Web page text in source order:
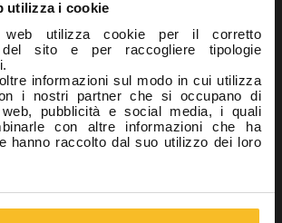
utilizza i cookie
utilizza cookie per il corretto
del sito e per raccogliere tipologie
informazioni sul modo in cui utilizza
i nostri partner che si occupano di
pubblicità e social media, i quali
con altre informazioni che ha
hanno raccolto dal suo utilizzo dei loro
: appoggiatesta, braccioli, tavoletta
interruttori e comandi, sputacchiera,
sede e tubi aspirasaliva, supporti e
e siringa a tre vie.
e leve
: testa, cono, maniglie,
pellicole, scatola di sviluppo